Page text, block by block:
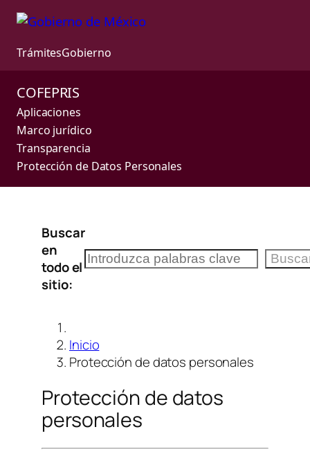
TrámitesGobierno
COFEPRIS
Aplicaciones
Marco jurídico
Transparencia
Protección de Datos Personales
contenido
Buscar
en
todo el
sitio:
Buscar
Inicio
Protección de datos personales
Protección de datos
personales